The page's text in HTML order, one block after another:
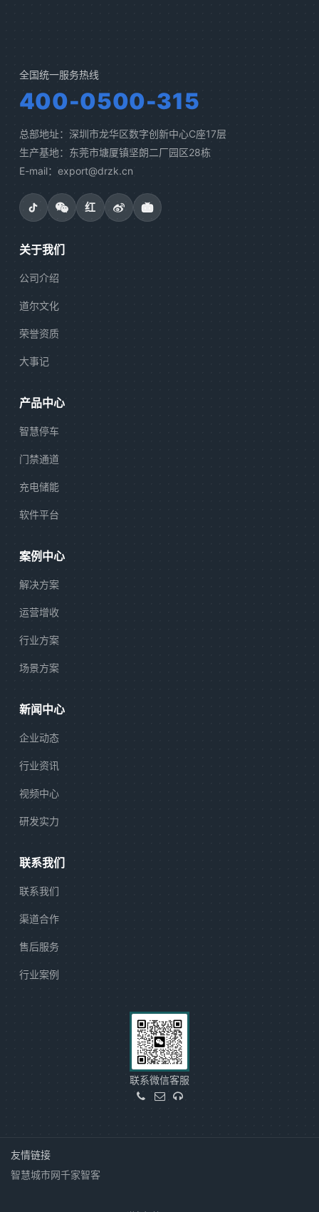
全国统一服务热线
400-0500-315
总部地址：深圳市龙华区数字创新中心C座17层
生产基地：东莞市塘厦镇坚朗二厂园区28栋
E-mail：export@drzk.cn
红
关于我们
公司介绍
道尔文化
荣誉资质
大事记
产品中心
智慧停车
门禁通道
充电储能
软件平台
案例中心
解决方案
运营增收
行业方案
场景方案
新闻中心
企业动态
行业资讯
视频中心
研发实力
联系我们
联系我们
渠道合作
售后服务
行业案例
联系微信客服
友情链接
智慧城市网千家智客